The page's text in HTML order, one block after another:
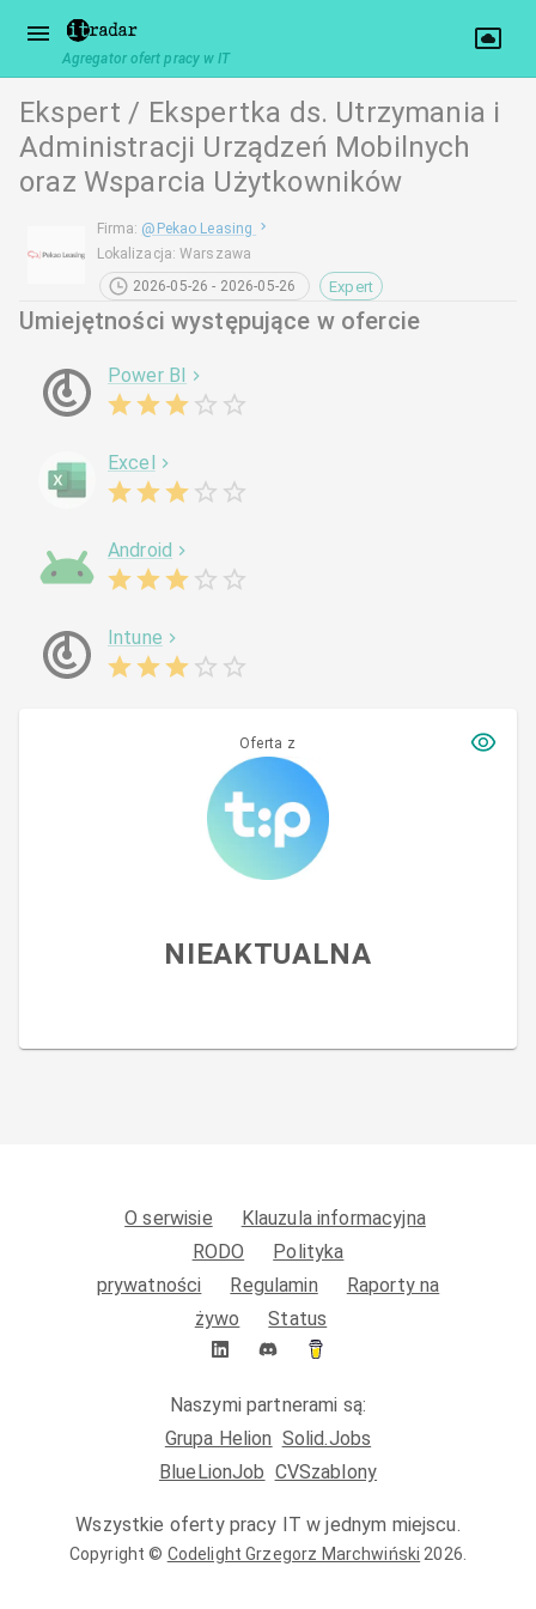
Agregator ofert pracy w IT
Ekspert / Ekspertka ds. Utrzymania i
Administracji Urządzeń Mobilnych
oraz Wsparcia Użytkowników
Firma: @ Pekao Leasing
Lokalizacja:Warszawa
2026-05-26 - 2026-05-26
Expert
Umiejętności występujące w ofercie
Power BI
Excel
Android
Intune
Oferta z
NIEAKTUALNA
O serwisie
Klauzula informacyjna
RODO
Polityka
prywatności
Regulamin
Raporty na
żywo
Status
Naszymi partnerami są:
Grupa Helion Solid.Jobs
BlueLionJob CVSzablony
Wszystkie oferty pracy IT w jednym miejscu.
Copyright © Codelight Grzegorz Marchwiński 2026